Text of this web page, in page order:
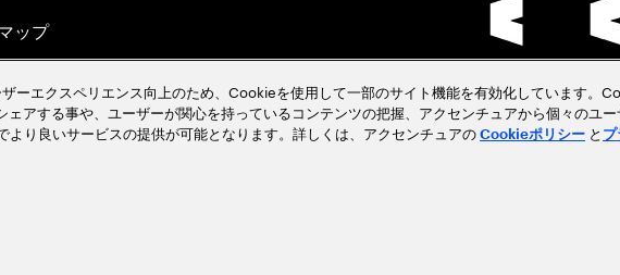
ップ
ント情報を見る
エクスペリエンス向上のため、Cookieを使用して一部のサイト機能を有効化しています。
アする事や、ユーザーが関心を持っているコンテンツの把握、アクセンチュアから個々のユ
り良いサービスの提供が可能となります。詳しくは、アクセンチュアの Cookieポリシー と プ